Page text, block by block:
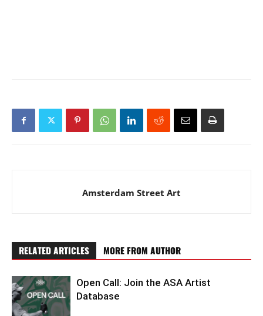
Amsterdam Street Art
RELATED ARTICLES MORE FROM AUTHOR
Open Call: Join the ASA Artist
Database